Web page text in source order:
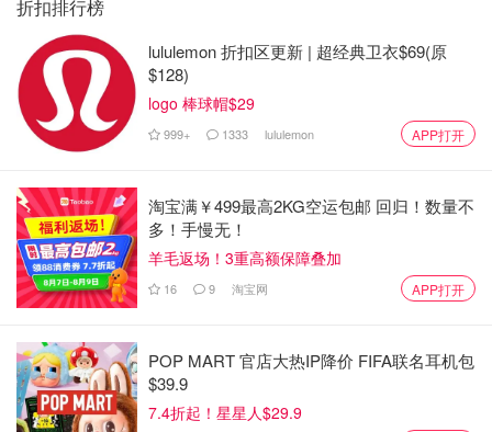
石灰水洗的墙壁和天花板为千篇一律的公寓增添了质感和柔
折扣排行榜
lululemon 折扣区更新 | 超经典卫衣$69(原
$128)
logo 棒球帽$29
999+ 1333 lululemon APP打开
淘宝满￥499最高2KG空运包邮 回归！数量不
多！手慢无！
羊毛返场！3重高额保障叠加
16 9 淘宝网 APP打开
POP MART 官店大热IP降价 FIFA联名耳机包
$39.9
7.4折起！星星人$29.9